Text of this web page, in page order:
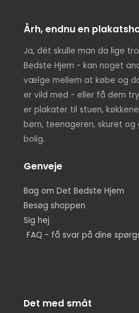
Årh, endnu en
Ja, dét skulle man da lige
Bedste Hjem - kan noget
vælge mellem at købe og
er vild med - eller få dem
er plakater til stuen,
børn, teenageren, skuret og
bolig.
Genveje
Bag om Det Bedste Hjem
Besøg shoppen
Sig hej
FAQ - få svar på dine
Det med småt